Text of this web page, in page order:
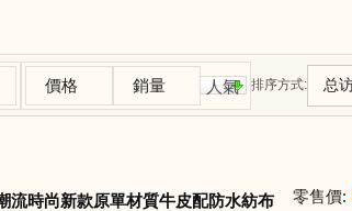
價格 銷量 人氣 排序方式:
流時尚新款原單材質牛皮配防水紡布
零售價: